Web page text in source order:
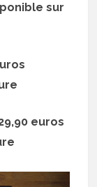
sur
euros